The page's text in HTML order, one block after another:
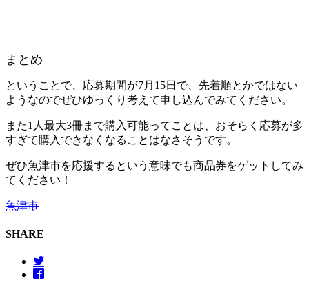
まとめ
ということで、応募期間が7月15日で、先着順とかではない
ようなのでぜひゆっくり考えて申し込んでみてください。
また1人最大3冊まで購入可能ってことは、おそらく応募が多
すぎて購入できなくなることはなさそうです。
ぜひ魚津市を応援するという意味でも商品券をゲットしてみ
てください！
魚津市
SHARE